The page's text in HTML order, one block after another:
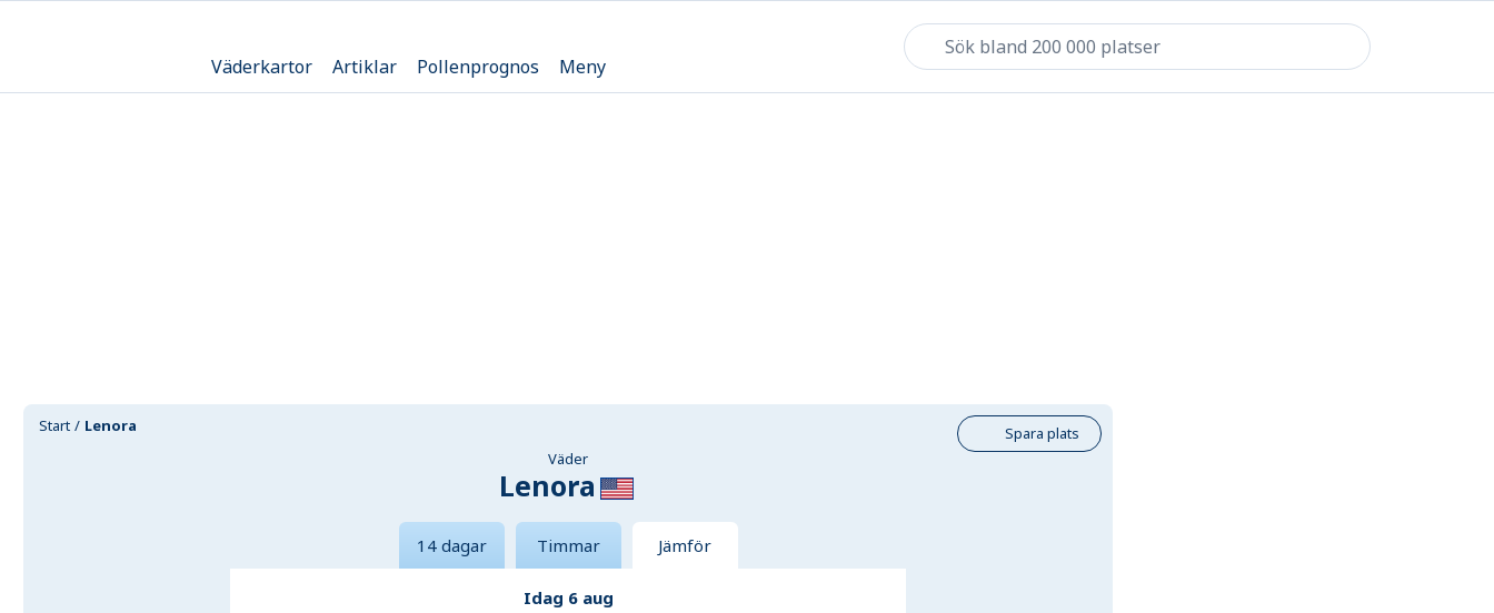
Väderkartor Artiklar Pollenprognos Meny
Start Lenora
Spara plats
Väder
Lenora
14 dagar Timmar Jämför
Idag 6 aug